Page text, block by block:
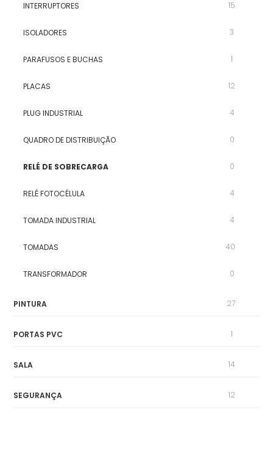
INTERRUPTORES 15
ISOLADORES 3
PARAFUSOS E BUCHAS 1
PLACAS 12
PLUG INDUSTRIAL 4
QUADRO DE DISTRIBUIÇÃO 0
RELÉ DE SOBRECARGA 0
RELÉ FOTOCÉLULA 4
TOMADA INDUSTRIAL 4
TOMADAS 40
TRANSFORMADOR 0
PINTURA 27
PORTAS PVC 1
SALA 14
SEGURANÇA 12